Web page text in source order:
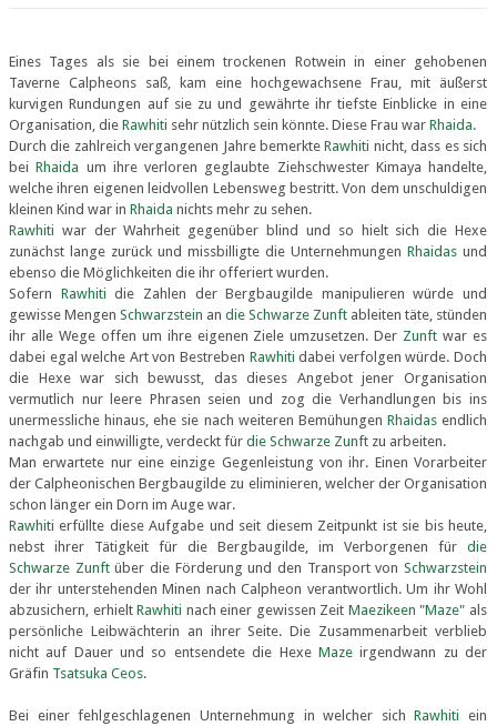
Eines Tages als sie bei einem trockenen Rotwein in einer gehobenen
Taverne Calpheons saß, kam eine hochgewachsene Frau, mit äußerst
kurvigen Rundungen auf sie zu und gewährte ihr tiefste Einblicke in eine
Organisation, die Rawhiti sehr nützlich sein könnte. Diese Frau war Rhaida.
Durch die zahlreich vergangenen Jahre bemerkteRawhiti nicht, dass es sich
beiRhaida um ihre verloren geglaubte Ziehschwester Kimaya handelte,
welche ihren eigenen leidvollen Lebensweg bestritt. Von dem unschuldigen
kleinen Kind war in Rhaida nichts mehr zu sehen.
Rawhiti war der Wahrheit gegenüber blind und so hielt sich die Hexe
zunächst lange zurück und missbilligte die Unternehmungen Rhaidas und
ebenso die Möglichkeiten die ihr offeriert wurden.
Sofern Rawhiti die Zahlen der Bergbaugilde manipulieren würde und
gewisse Mengen Schwarzstein an die Schwarze Zunft ableiten täte, stünden
ihr alle Wege offen um ihre eigenen Ziele umzusetzen. Der Zunft war es
dabei egal welche Art von Bestreben Rawhiti dabei verfolgen würde. Doch
die Hexe war sich bewusst, das dieses Angebot jener Organisation
vermutlich nur leere Phrasen seien und zog die Verhandlungen bis ins
unermessliche hinaus, ehe sie nach weiteren Bemühungen Rhaidasendlich
nachgab und einwilligte, verdeckt für die Schwarze Zunft zu arbeiten.
Man erwartete nur eine einzige Gegenleistung von ihr. Einen Vorarbeiter
der Calpheonischen Bergbaugilde zu eliminieren, welcher der Organisation
schon länger ein Dorn im Auge war.
Rawhiti erfüllte diese Aufgabe und seit diesem Zeitpunkt ist sie bis heute,
nebst ihrer Tätigkeit für die Bergbaugilde, im Verborgenen für die
Schwarze Zunftüber die Förderung und den Transport vonSchwarzstein
der ihr unterstehenden Minen nach Calpheon verantwortlich. Um ihr Wohl
abzusichern, erhieltRawhiti nach einer gewissen Zeit Maezikeen "Maze" als
persönliche Leibwächterin an ihrer Seite. Die Zusammenarbeit verblieb
nicht auf Dauer und so entsendete die Hexe Mazeirgendwann zu der
Gräfin Tsatsuka Ceos.
Bei einer fehlgeschlagenen Unternehmung in welcher sichRawhiti ein